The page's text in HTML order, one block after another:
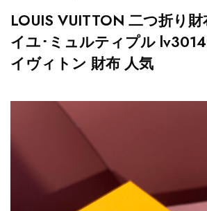
LOUIS VUITTON 二つ折り
イユ･ミュルティプル
イヴィトン 財布 人気